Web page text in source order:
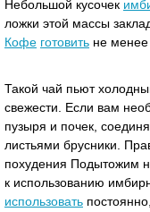
Небольшой кусочек
ложки этой массы
Кофе готовить не менее
Такой чай пьют
свежести.
Если вам
пузыря и почек,
листьями брусники.
похудения Подытожим
к использованию
использовать